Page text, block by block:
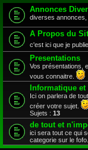
Annonces
diverses annonces,
A Propos du
c'est ici que je
Presentations
Vos présentations,
vous connaitre.
Informatique
Ici on parlera de
créer votre sujet.
Sujets : 13
de tout et
ici sera tout ce qui
categorie sur le fofo...